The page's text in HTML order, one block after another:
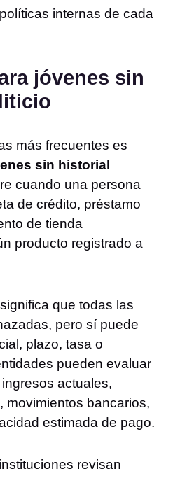
internas de cada
jóvenes sin
más frecuentes es
sin historial
cuando una persona
de crédito, préstamo
de tienda
producto registrado a
que todas las
pero sí puede
plazo, tasa o
pueden evaluar
actuales,
movimientos bancarios,
estimada de pago.
revisan